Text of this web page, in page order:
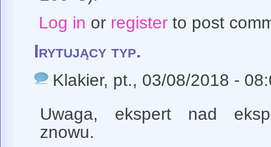
Log in or registerto post
Irytujący typ.
Klakier, pt., 03/08/2018 -
Uwaga, ekspert nad
znowu.